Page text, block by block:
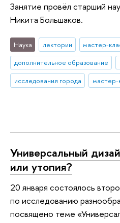
Занятие провёл старший
Никита Большаков.
Наука лектории мастер-
дополнительное образование
исследования города
мастер-
Универсальный
или утопия?
20 января состоялось
по исследованию
посвящено теме